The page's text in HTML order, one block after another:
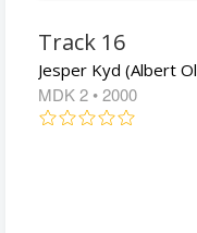
Track 16
Jesper Kyd (Albert
MDK 2 • 2000